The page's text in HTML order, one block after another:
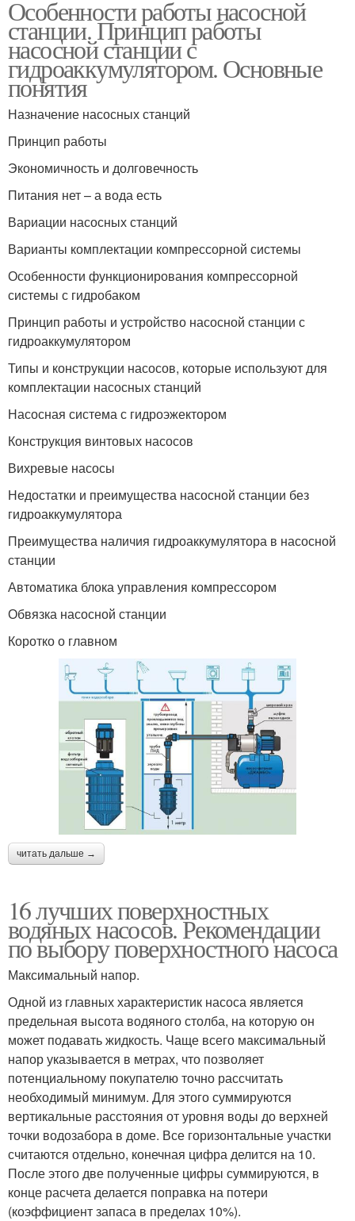
Особенности работы насосной
станции. Принцип работы
насосной станции с
гидроаккумулятором. Основные
понятия
Назначение насосных станций
Принцип работы
Экономичность и долговечность
Питания нет – а вода есть
Вариации насосных станций
Варианты комплектации компрессорной системы
Особенности функционирования компрессорной
системы с гидробаком
Принцип работы и устройство насосной станции с
гидроаккумулятором
Типы и конструкции насосов, которые используют для
комплектации насосных станций
Насосная система с гидроэжектором
Конструкция винтовых насосов
Вихревые насосы
Недостатки и преимущества насосной станции без
гидроаккумулятора
Преимущества наличия гидроаккумулятора в насосной
станции
Автоматика блока управления компрессором
Обвязка насосной станции
Коротко о главном
читать дальше →
16 лучших поверхностных
водяных насосов. Рекомендации
по выбору поверхностного насоса
Максимальный напор.
Одной из главных характеристик насоса является
предельная высота водяного столба, на которую он
может подавать жидкость. Чаще всего максимальный
напор указывается в метрах, что позволяет
потенциальному покупателю точно рассчитать
необходимый минимум. Для этого суммируются
вертикальные расстояния от уровня воды до верхней
точки водозабора в доме. Все горизонтальные участки
считаются отдельно, конечная цифра делится на 10.
После этого две полученные цифры суммируются, в
конце расчета делается поправка на потери
(коэффициент запаса в пределах 10%).